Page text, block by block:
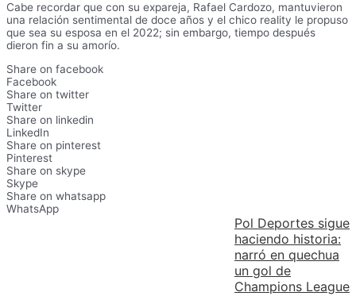
Cabe recordar que con su expareja, Rafael Cardozo, mantuvieron
una relación sentimental de doce años y el chico reality le propuso
que sea su esposa en el 2022; sin embargo, tiempo después
dieron fin a su amorío.
Share on facebook
Facebook
Share on twitter
Twitter
Share on linkedin
LinkedIn
Share on pinterest
Pinterest
Share on skype
Skype
Share on whatsapp
WhatsApp
Pol Deportes sigue
haciendo historia:
narró en quechua
un gol de
Champions League